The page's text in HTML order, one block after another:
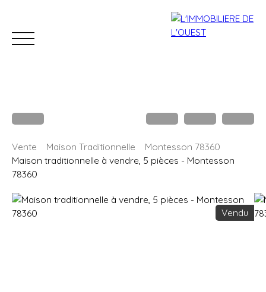
Estimation
Vente Maison Traditionnelle
Montesson 78360
Maison traditionnelle à vendre, 5 pièces - Montesson
78360
Vendu